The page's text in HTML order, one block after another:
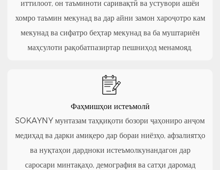
иттилоот, он таъминоти саривақтӣ ва устувори ашёи
хомро таъмин мекунад ва дар айни замон хароҷотро кам
мекунад ва сифатро беҳтар мекунад ва ба муштариён
маҳсулоти рақобатпазиртар пешниҳод менамояд.
Фаҳмишҳои истеъмолӣ
SOKAYNY мунтазам таҳқиқоти бозори ҷаҳониро анҷом
медиҳад ва дарки амиқеро дар бораи ниёзҳо, афзалиятҳо
ва нуқтаҳои дардноки истеъмолкунандагон дар
саросари минтақаҳо, демография ва сатҳи даромад